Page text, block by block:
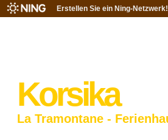
Erstellen Sie ein Ning-Netzwerk!
Korsika
La Tramontane -